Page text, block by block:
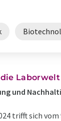
und
trifft sich